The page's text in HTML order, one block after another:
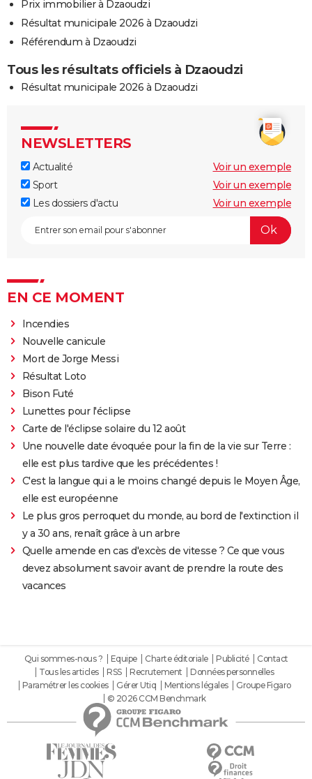
Prix immobilier à Dzaoudzi
Résultat municipale 2026 à Dzaoudzi
Référendum à Dzaoudzi
Tous les résultats officiels à Dzaoudzi
Résultat municipale 2026 à Dzaoudzi
NEWSLETTERS
Actualité
Voir un exemple
Sport
Voir un exemple
Les dossiers d'actu
Voir un exemple
EN CE MOMENT
Incendies
Nouvelle canicule
Mort de Jorge Messi
Résultat Loto
Bison Futé
Lunettes pour l'éclipse
Carte de l'éclipse solaire du 12 août
Une nouvelle date évoquée pour la fin de la vie sur Terre :
elle est plus tardive que les précédentes !
C'est la langue qui a le moins changé depuis le Moyen Âge,
elle est européenne
Le plus gros perroquet du monde, au bord de l'extinction il
y a 30 ans, renaît grâce à un arbre
Quelle amende en cas d'excès de vitesse ? Ce que vous
devez absolument savoir avant de prendre la route des
vacances
Qui sommes-nous ? Equipe Charte éditoriale Publicité
Contact
Tous les articles
RSS Recrutement
Données personnelles
Paramétrer les cookies
Gérer Utiq Mentions légales
Groupe Figaro
© 2026 CCM Benchmark